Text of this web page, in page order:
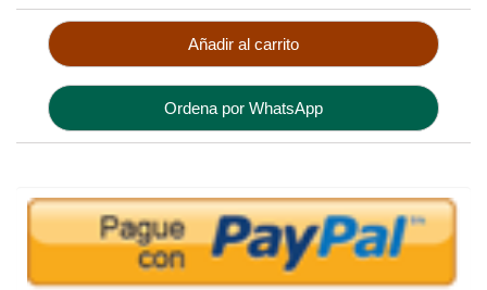
Añadir al carrito
Ordena por WhatsApp